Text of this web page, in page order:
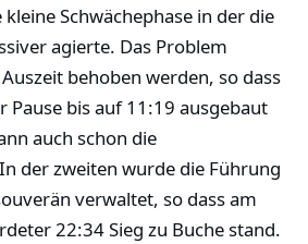
Schwächephase in der die
agierte. Das Problem
behoben werden, so dass
Pause bis auf 11:19 ausgebaut
auch schon die
der zweiten wurde die Führung
verwaltet, so dass am
22:34 Sieg zu Buche stand.